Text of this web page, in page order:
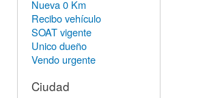
Nueva 0 Km
Recibo vehículo
SOAT vigente
Unico dueño
Vendo urgente
Ciudad